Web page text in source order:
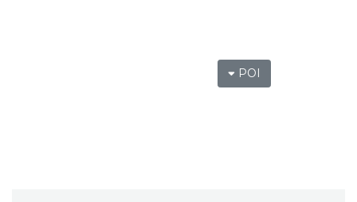
POI